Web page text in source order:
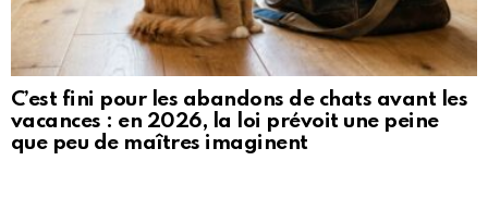
C’est fini pour les abandons de chats avant les
vacances : en 2026, la loi prévoit une peine
que peu de maîtres imaginent